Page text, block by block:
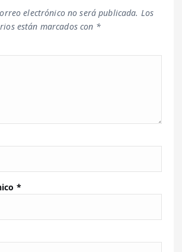
electrónico no será publicada. Los
están marcados con *
*